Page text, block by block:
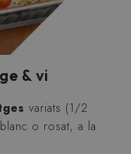
& vi
variats (1/2
blanc o rosat, a la